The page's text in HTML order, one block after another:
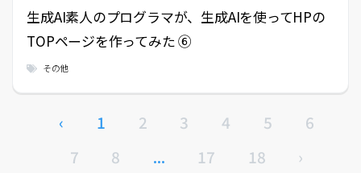
生成AI素人のプログラマが、生成AIを使ってHPの
TOPページを作ってみた ⑥
その他
‹ 1 2 3 4 5
6
7
8 ... 17 18 ›